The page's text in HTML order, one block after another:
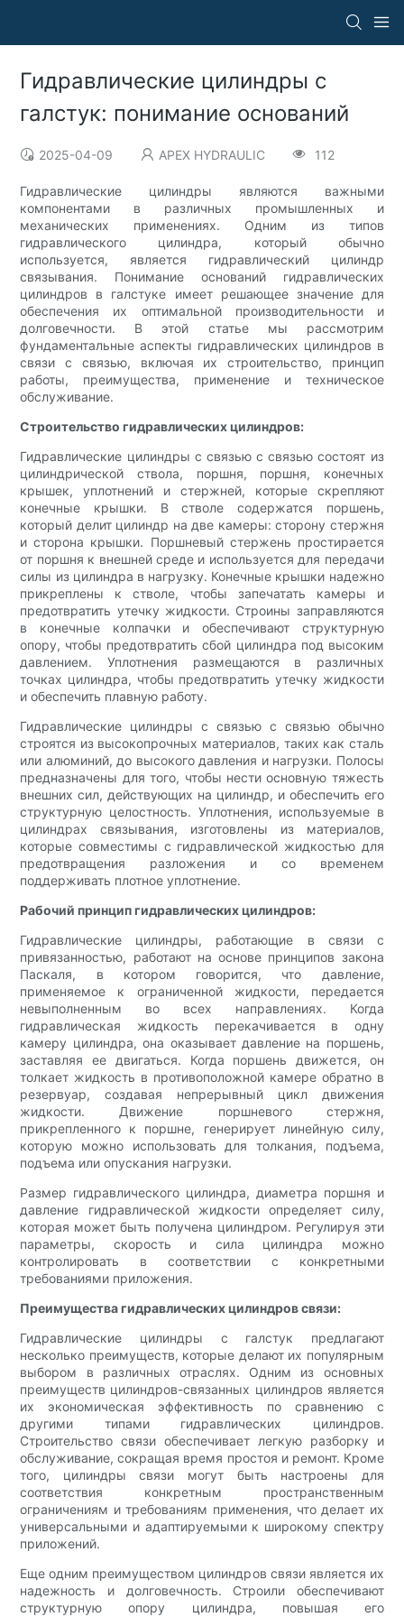
Гидравлические цилиндры с
галстук: понимание оснований
2025-04-09 APEX HYDRAULIC 112
Гидравлические цилиндры являются важными
компонентами в различных промышленных и
механических применениях. Одним из типов
гидравлического цилиндра, который обычно
используется, является гидравлический цилиндр
связывания. Понимание оснований гидравлических
цилиндров в галстуке имеет решающее значение для
обеспечения их оптимальной производительности и
долговечности. В этой статье мы рассмотрим
фундаментальные аспекты гидравлических цилиндров в
связи с связью, включая их строительство, принцип
работы, преимущества, применение и техническое
обслуживание.
Строительство гидравлических цилиндров:
Гидравлические цилиндры с связью с связью состоят из
цилиндрической ствола, поршня, поршня, конечных
крышек, уплотнений и стержней, которые скрепляют
конечные крышки. В стволе содержатся поршень,
который делит цилиндр на две камеры: сторону стержня
и сторона крышки. Поршневый стержень простирается
от поршня к внешней среде и используется для передачи
силы из цилиндра в нагрузку. Конечные крышки надежно
прикреплены к стволе, чтобы запечатать камеры и
предотвратить утечку жидкости. Строины заправляются
в конечные колпачки и обеспечивают структурную
опору, чтобы предотвратить сбой цилиндра под высоким
давлением. Уплотнения размещаются в различных
точках цилиндра, чтобы предотвратить утечку жидкости
и обеспечить плавную работу.
Гидравлические цилиндры с связью с связью обычно
строятся из высокопрочных материалов, таких как сталь
или алюминий, до высокого давления и нагрузки. Полосы
предназначены для того, чтобы нести основную тяжесть
внешних сил, действующих на цилиндр, и обеспечить его
структурную целостность. Уплотнения, используемые в
цилиндрах связывания, изготовлены из материалов,
которые совместимы с гидравлической жидкостью для
предотвращения разложения и со временем
поддерживать плотное уплотнение.
Рабочий принцип гидравлических цилиндров:
Гидравлические цилиндры, работающие в связи с
привязанностью, работают на основе принципов закона
Паскаля, в котором говорится, что давление,
применяемое к ограниченной жидкости, передается
невыполненным во всех направлениях. Когда
гидравлическая жидкость перекачивается в одну
камеру цилиндра, она оказывает давление на поршень,
заставляя ее двигаться. Когда поршень движется, он
толкает жидкость в противоположной камере обратно в
резервуар, создавая непрерывный цикл движения
жидкости. Движение поршневого стержня,
прикрепленного к поршне, генерирует линейную силу,
которую можно использовать для толкания, подъема,
подъема или опускания нагрузки.
Размер гидравлического цилиндра, диаметра поршня и
давление гидравлической жидкости определяет силу,
которая может быть получена цилиндром. Регулируя эти
параметры, скорость и сила цилиндра можно
контролировать в соответствии с конкретными
требованиями приложения.
Преимущества гидравлических цилиндров связи:
Гидравлические цилиндры с галстук предлагают
несколько преимуществ, которые делают их популярным
выбором в различных отраслях. Одним из основных
преимуществ цилиндров-связанных цилиндров является
их экономическая эффективность по сравнению с
другими типами гидравлических цилиндров.
Строительство связи обеспечивает легкую разборку и
обслуживание, сокращая время простоя и ремонт. Кроме
того, цилиндры связи могут быть настроены для
соответствия конкретным пространственным
ограничениям и требованиям применения, что делает их
универсальными и адаптируемыми к широкому спектру
приложений.
Еще одним преимуществом цилиндров связи является их
надежность и долговечность. Строили обеспечивают
структурную опору цилиндра, повышая его